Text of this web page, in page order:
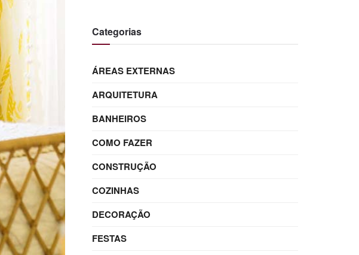
Categorias
ÁREAS EXTERNAS
ARQUITETURA
BANHEIROS
COMO FAZER
CONSTRUÇÃO
COZINHAS
DECORAÇÃO
FESTAS